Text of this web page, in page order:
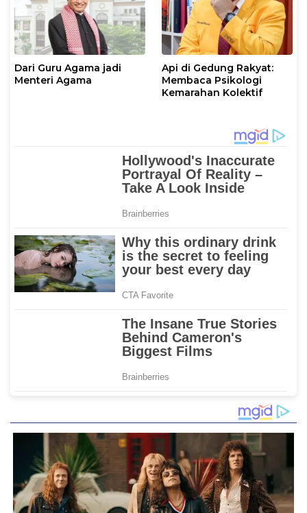
Dari Guru Agama jadi
Menteri Agama
Api di Gedung Rakyat:
Membaca Psikologi
Kemarahan Kolektif